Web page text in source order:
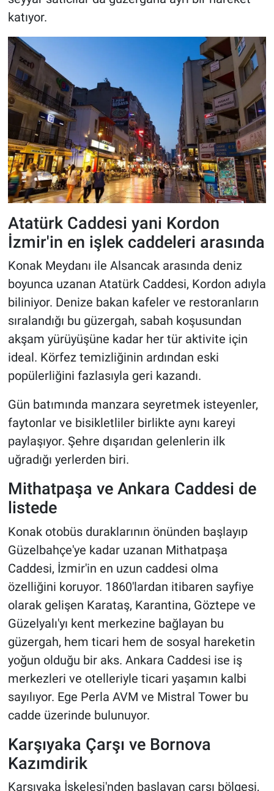
katıyor.
Atatürk Caddesi yani Kordon
İzmir'in en işlek caddeleri arasında
Konak Meydanı ile Alsancak arasında deniz
boyunca uzanan Atatürk Caddesi, Kordon adıyla
biliniyor. Denize bakan kafeler ve restoranların
sıralandığı bu güzergah, sabah koşusundan
akşam yürüyüşüne kadar her tür aktivite için
ideal. Körfez temizliğinin ardından eski
popülerliğini fazlasıyla geri kazandı.
Gün batımında manzara seyretmek isteyenler,
faytonlar ve bisikletliler birlikte aynı kareyi
paylaşıyor. Şehre dışarıdan gelenlerin ilk
uğradığı yerlerden biri.
Mithatpaşa ve Ankara Caddesi de
listede
Konak otobüs duraklarının önünden başlayıp
Güzelbahçe'ye kadar uzanan Mithatpaşa
Caddesi, İzmir'in en uzun caddesi olma
özelliğini koruyor. 1860'lardan itibaren sayfiye
olarak gelişen Karataş, Karantina, Göztepe ve
Güzelyalı'yı kent merkezine bağlayan bu
güzergah, hem ticari hem de sosyal hareketin
yoğun olduğu bir aks. Ankara Caddesi ise iş
merkezleri ve otelleriyle ticari yaşamın kalbi
sayılıyor. Ege Perla AVM ve Mistral Tower bu
cadde üzerinde bulunuyor.
Karşıyaka Çarşı ve Bornova
Kazımdirik
Karşıyaka İskelesi'nden başlayan çarşı bölgesi,